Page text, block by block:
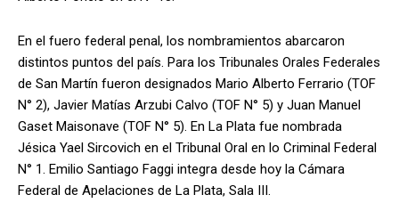
En el fuero federal penal, los nombramientos abarcaron
distintos puntos del país. Para los Tribunales Orales Federales
de San Martín fueron designados Mario Alberto Ferrario (TOF
N° 2), Javier Matías Arzubi Calvo (TOF N° 5) y Juan Manuel
Gaset Maisonave (TOF N° 5). En La Plata fue nombrada
Jésica Yael Sircovich en el Tribunal Oral en lo Criminal Federal
N° 1. Emilio Santiago Faggi integra desde hoy la Cámara
Federal de Apelaciones de La Plata, Sala III.